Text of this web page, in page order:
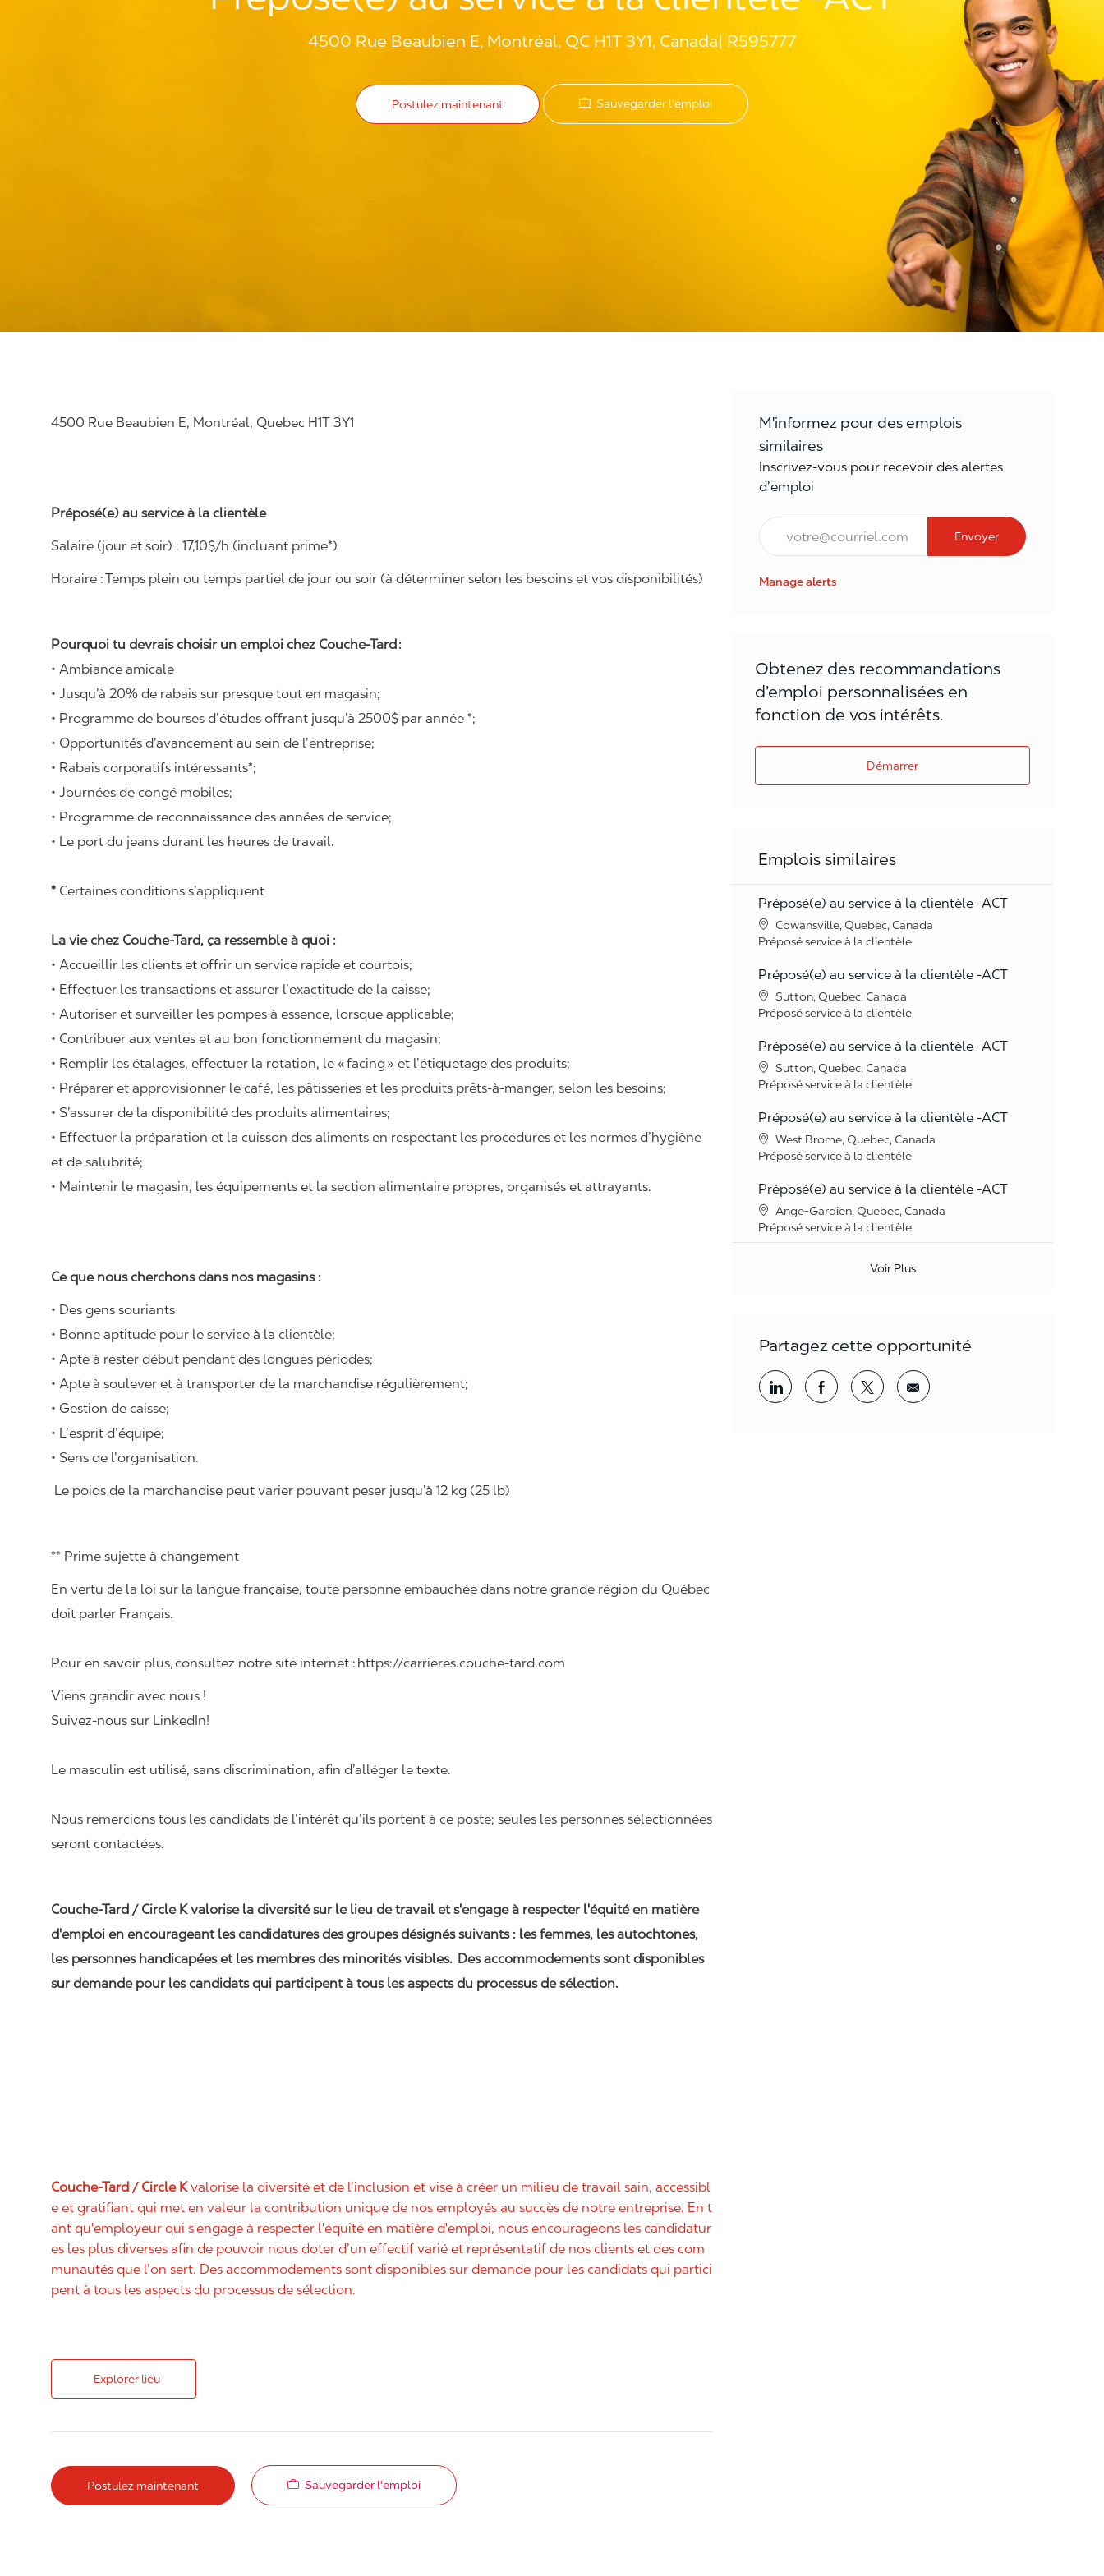
4500 Rue Beaubien E, Montréal, QC H1T 3Y1, Canada R595777
Postulez maintenant Sauvegarder l'emploi
4500 Rue Beaubien E, Montréal, Quebec H1T 3Y1
Préposé(e) au service à la clientèle
Salaire (jour et soir) : 17,10$/h (incluant prime*)
Horaire :Temps plein ou temps partiel de jour ou soir (à déterminer selon les besoins et vos disponibilités)
Pourquoi tu devrais choisir un emploi chez Couche-Tard :
• Ambiance amicale
• Jusqu’à 20% de rabais sur presque tout en magasin;
• Programme de bourses d’études offrant jusqu’à 2500$ par année *;
• Opportunités d’avancement au sein de l’entreprise;
• Rabais corporatifs intéressants*;
• Journées de congé mobiles;
• Programme de reconnaissance des années de service;
• Le port du jeans durant les heures de travail.
* Certaines conditions s’appliquent
La vie chez Couche-Tard, ça ressemble à quoi :
• Accueillir les clients et offrir un service rapide et courtois;
• Effectuer les transactions et assurer l’exactitude de la caisse;
• Autoriser et surveiller les pompes à essence, lorsque applicable;
• Contribuer aux ventes et au bon fonctionnement du magasin;
• Remplir les étalages, effectuer la rotation, le «facing» et l’étiquetage des produits;
• Préparer et approvisionner le café, les pâtisseries et les produits prêts-à-manger, selon les besoins;
• S’assurer de la disponibilité des produits alimentaires;
• Effectuer la préparation et la cuisson des aliments en respectant les procédures et les normes d’hygiène
et de salubrité;
• Maintenir le magasin, les équipements et la section alimentaire propres, organisés et attrayants.
Ce que nous cherchons dans nos magasins :
• Des gens souriants
• Bonne aptitude pour le service à la clientèle;
• Apte à rester début pendant des longues périodes;
• Apte à soulever et à transporter de la marchandise régulièrement;
• Gestion de caisse;
• L’esprit d’équipe;
• Sens de l’organisation.
Le poids de la marchandise peut varier pouvant peser jusqu’à 12 kg (25 lb)
** Prime sujette à changement
En vertu de la loi sur la langue française, toute personne embauchée dans notre grande région du Québec
doit parler Français.
Pour en savoir plus, consultez notre site internet : https://carrieres.couche-tard.com
Viens grandir avec nous !
Suivez-nous sur LinkedIn!
Le masculin est utilisé, sans discrimination, afin d’alléger le texte.
Nous remercions tous les candidats de l’intérêt qu’ils portent à ce poste; seules les personnes sélectionnées
seront contactées.
Couche-Tard / Circle K valorise la diversité sur le lieu de travail et s'engage à respecter l'équité en matière
d'emploi en encourageant les candidatures des groupes désignés suivants : les femmes, les autochtones,
les personnes handicapées et les membres des minorités visibles. Des accommodements sont disponibles
sur demande pour les candidats qui participent à tous les aspects du processus de sélection.
Couche-Tard / Circle Kvalorise la diversité et de l’inclusion et vise à créer un milieu de travail sain, accessibl
e et gratifiant qui met en valeur la contribution unique de nos employés au succès de notre entreprise. En t
ant qu'employeur qui s'engage à respecter l'équité en matière d'emploi, nous encourageons les candidatur
es les plus diverses afin de pouvoir nous doter d’un effectif varié et représentatif de nos clients et des com
munautés que l’on sert. Des accommodements sont disponibles sur demande pour les candidats qui partici
pent à tous les aspects du processus de sélection.
Explorer lieu
Postulez maintenant Sauvegarder l'emploi
M'informez pour des emplois
similaires
Inscrivez-vous pour recevoir des alertes
d’emploi
Courriel*
Envoyer
Manage alerts
Obtenez des recommandations
d’emploi personnalisées en
fonction de vos intérêts.
Démarrer
Emplois similaires
Préposé(e) au service à la clientèle -ACT
LieuCowansville, Quebec, Canada
Catégorie
Préposé service à la clientèle
Préposé(e) au service à la clientèle -ACT
LieuSutton, Quebec, Canada
Catégorie
Préposé service à la clientèle
Préposé(e) au service à la clientèle -ACT
LieuSutton, Quebec, Canada
Catégorie
Préposé service à la clientèle
Préposé(e) au service à la clientèle -ACT
LieuWest Brome, Quebec, Canada
Catégorie
Préposé service à la clientèle
Préposé(e) au service à la clientèle -ACT
LieuAnge-Gardien, Quebec, Canada
Catégorie
Préposé service à la clientèle
Voir Plus
Partagez cette opportunité
Partager par LinkedIn
Partager par Facebook
<span style='background-color:
<span style='background-